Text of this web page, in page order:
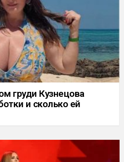
груди Кузнецова
и сколько ей